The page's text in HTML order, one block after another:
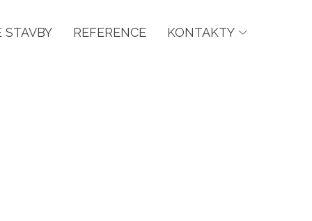
STAVBY REFERENCE KONTAKTY